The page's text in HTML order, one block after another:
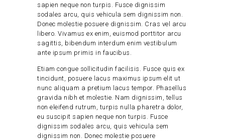
sapien neque non turpis. Fusce dignissim
sodales arcu, quis vehicula sem dignissim non.
Donec molestie posuere dignissim. Cras vel arcu
libero. Vivamus ex enim, euismod porttitor arcu
sagittis, bibendum interdum enim vestibulum
ante ipsum primis in faucibus.
Etiam congue sollicitudin facilisis. Fusce quis ex
tincidunt, posuere lacus maximus ipsum elit ut
nunc aliquam a pretium lacus tempor. Phasellus
gravida nibh et molestie. Nam dignissim, tellus
non eleifend rutrum, turpis nulla pharetra dolor,
eu suscipit sapien neque non turpis. Fusce
dignissim sodales arcu, quis vehicula sem
dignissim non. Donec molestie posuere